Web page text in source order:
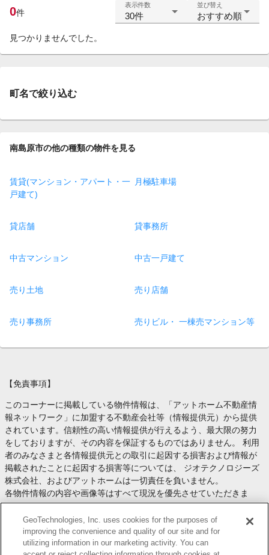
0件
表示件数
30件
並び替え
おすすめ順
見つかりませんでした。
町名で絞り込む
南島原市の他の種類の物件を見る
賃貸(マンション・アパート・一
戸建て)
月極駐車場
貸店舗 貸事務所
中古マンション 中古一戸建て
売り土地 売り店舗
売り事務所 売りビル・ 一棟売マンション等
【免責事項】
このコーナーに掲載している物件情報は、「アットホーム不動産情
報ネットワーク」に加盟する不動産会社等（情報提供元）から提供
されています。信頼性の高い情報提供が行えるよう、最大限の努力
をしておりますが、その内容を保証するものではありません。 利用
者のみなさまと各情報提供元との取引に起因する損害および情報が
掲載されたことに起因する損害等については、 ジオテクノロジーズ
株式会社、およびアットホームは一切責任を負いません。
各物件情報の内容や画像等はすべて現況を優先させていただきま
す。
お取引等（お取引の準備、資金調達等を含みます）の際には、内容
や契約条件等について、 各情報提供元より十分な説明を受け、ご自
身でご確認の上、判断してください。
GeoTechnologies, Inc. uses cookies for the purposes of
improving the convenience and quality of our site and for
utilizing information in our marketing activity. You can